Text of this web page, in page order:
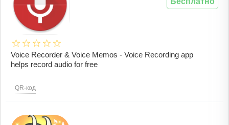
Voice Recorder & Voice Memos - Voice Recording app
helps record audio for free
QR-код